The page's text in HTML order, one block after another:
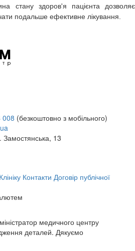
стану здоров'я пацієнта дозволяє
подальше ефективне лікування.
008 (безкоштовно з мобільного)
Замостянська, 13
Контакти Договір публічної
медичного центру
деталей. Дякуємо